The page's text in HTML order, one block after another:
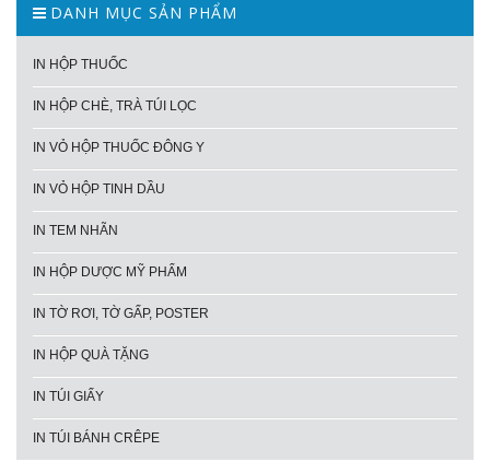
DANH MỤC SẢN PHẨM
IN HỘP THUỐC
IN HỘP CHÈ, TRÀ TÚI LỌC
IN VỎ HỘP THUỐC ĐÔNG Y
IN VỎ HỘP TINH DẦU
IN TEM NHÃN
IN HỘP DƯỢC MỸ PHẨM
IN TỜ RƠI, TỜ GẤP, POSTER
IN HỘP QUÀ TẶNG
IN TÚI GIẤY
IN TÚI BÁNH CRÊPE